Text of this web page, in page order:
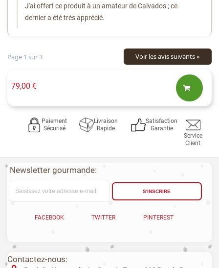
J'ai offert ce produit à un amateur de Calvados ; ce
dernier a été très apprécié.
Page 1 sur 3 Voir les avis suivants »
79,00 €
Paiement
Sécurisé
Livraison
Rapide
Satisfaction
Garantie
Service
Client
Newsletter gourmande:
S'INSCRIRE
FACEBOOK TWITTER PINTEREST
Contactez-nous: